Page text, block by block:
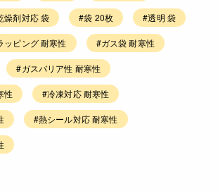
燥剤対応 袋 #袋 20枚 #透明 袋
ッピング 耐寒性 #ガス袋 耐寒性
#ガスバリア性 耐寒性
性 #冷凍対応 耐寒性
#熱シール対応 耐寒性